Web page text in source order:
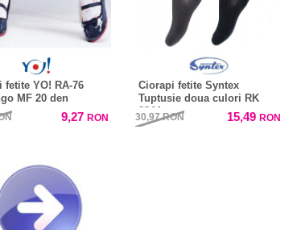
fetite YO! RA-76
MF 20 den
9,27 RON
Ciorapi fetite Syntex
Tuptusie doua culori RK
0244
30,97RON 15,49 RON